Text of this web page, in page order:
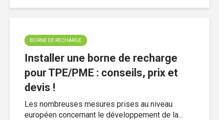
BORNE DE RECHARGE
Installer une borne de recharge
pour TPE/PME : conseils, prix et
devis !
Les nombreuses mesures prises au niveau
européen concernant le développement de la...